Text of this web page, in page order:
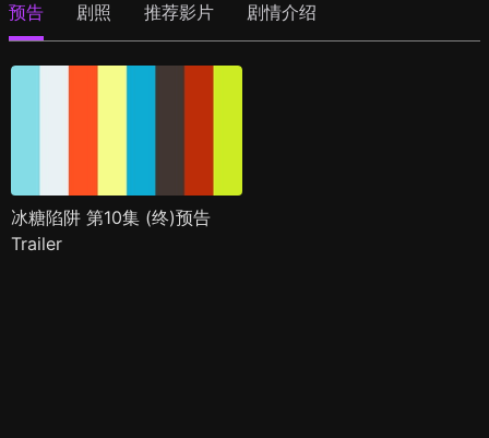
预告 剧照 推荐影片 剧情介绍
冰糖陷阱 第10集 (终)预告
Trailer